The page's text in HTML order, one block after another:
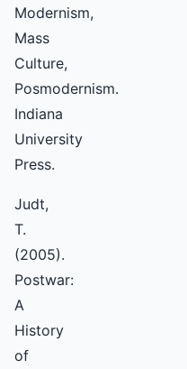
Modernism,
Mass
Culture,
Posmodernism.
Indiana
University
Press.
Judt,
T.
(2005).
Postwar:
A
History
of